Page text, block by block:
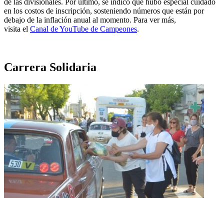
de las divisionales. Por último, se indicó que hubo especial cuidado
en los costos de inscripción, sosteniendo números que están por
debajo de la inflación anual al momento. Para ver más,
visita el Canal de YouTube de Campeones.
Carrera Solidaria